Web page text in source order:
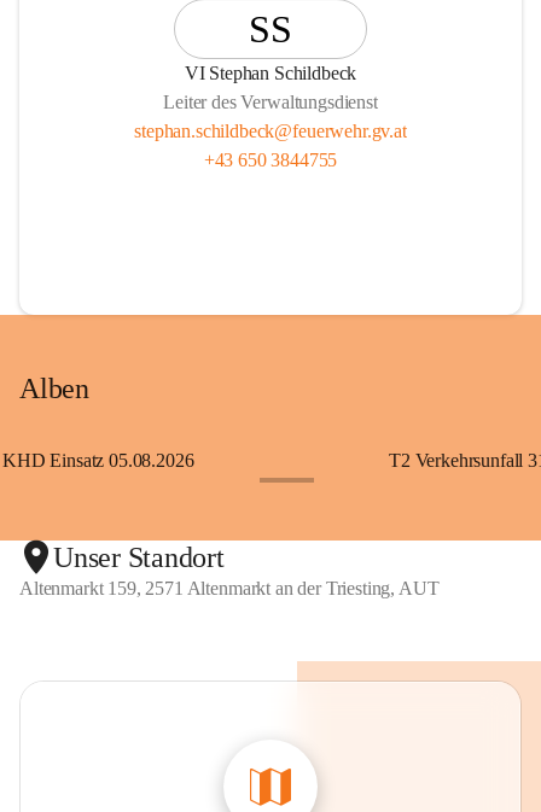
SS
VI Stephan Schildbeck
Leiter des Verwaltungsdienst
stephan.schildbeck@feuerwehr.gv.at
+43 650 3844755
Alben
KHD Einsatz 05.08.2026 T2 Verkehrsunfall
Unser Standort
Altenmarkt 159, 2571 Altenmarkt an der Triesting, AUT